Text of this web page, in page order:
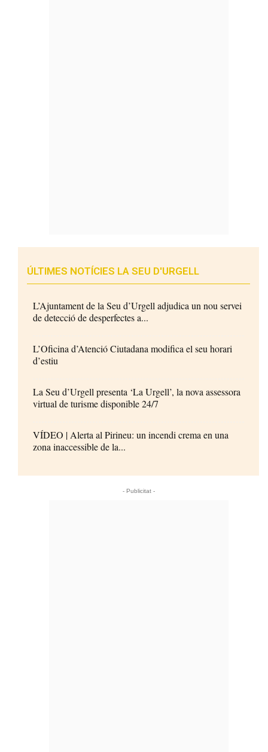
ÚLTIMES NOTÍCIES LA SEU D'URGELL
L’Ajuntament de la Seu d’Urgell adjudica un nou servei
de detecció de desperfectes a...
L’Oficina d’Atenció Ciutadana modifica el seu horari
d’estiu
La Seu d’Urgell presenta ‘La Urgell’, la nova assessora
virtual de turisme disponible 24/7
VÍDEO | Alerta al Pirineu: un incendi crema en una
zona inaccessible de la...
- Publicitat -